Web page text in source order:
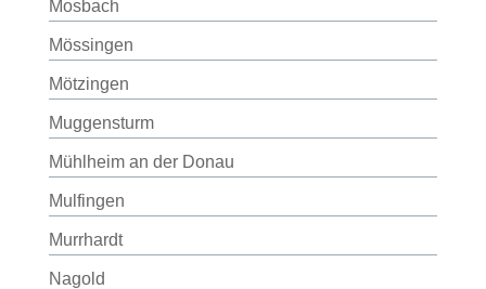
Mosbach
Mössingen
Mötzingen
Muggensturm
Mühlheim an der Donau
Mulfingen
Murrhardt
Nagold